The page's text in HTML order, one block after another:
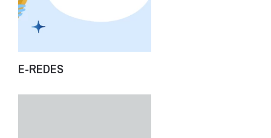
E-REDES